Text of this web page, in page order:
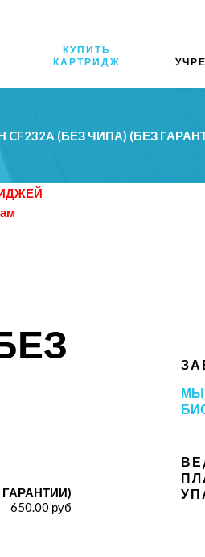
КУПИТЬ
КАРТРИДЖ
CF232A (БЕЗ ЧИПА) (БЕЗ
ГАРАНТИИ)
650.00 руб
МЫ